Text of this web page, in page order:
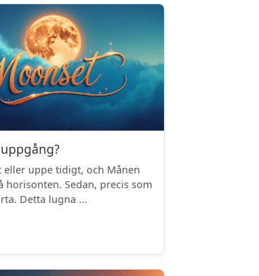
eller uppe tidigt, och Månen
horisonten. Sedan, precis som
Detta lugna ...